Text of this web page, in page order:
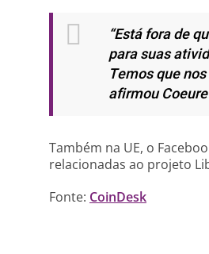
“Está fora de
para suas
Temos que
afirmou
Também na UE, o
relacionadas ao projeto
Fonte: CoinDesk